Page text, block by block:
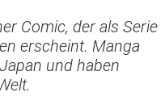
Comic, der als Serie
erscheint. Manga
und haben